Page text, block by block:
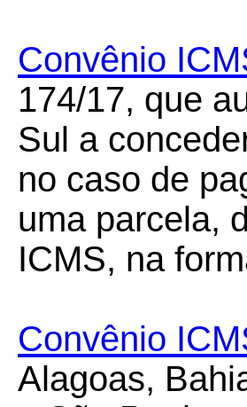
Convênio
174/17, que
Sul a
no caso de
uma parcela,
ICMS, na
Convênio
Alagoas,